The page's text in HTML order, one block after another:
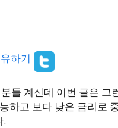
들 계신데 이번 글은 그
하고 보다 낮은 금리로
.